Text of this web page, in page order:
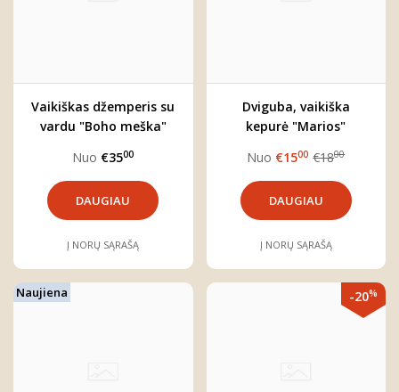
Vaikiškas džemperis su
vardu "Boho meška"
Nuo €3500
DAUGIAU
Į NORŲ SĄRAŠĄ
Dviguba, vaikiška
kepurė "Marios"
Nuo €1500 €1800
DAUGIAU
Į NORŲ SĄRAŠĄ
Naujiena -20%